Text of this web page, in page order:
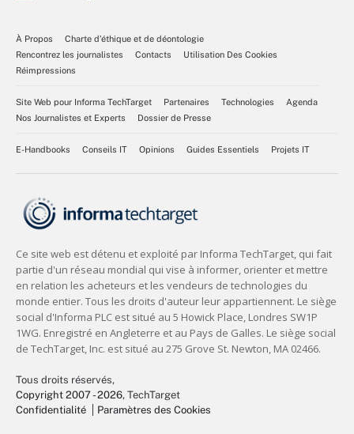
À Propos
Charte d’éthique et de déontologie
Rencontrez les journalistes
Contacts
Utilisation Des Cookies
Réimpressions
Site Web pour Informa TechTarget Partenaires Technologies
Agenda
Nos Journalistes et Experts
Dossier de Presse
E-Handbooks Conseils IT Opinions Guides Essentiels Projets IT
Tous droits réservés,
Copyright 2007 - 2026, TechTarget
Confidentialité
Paramètres des Cookies